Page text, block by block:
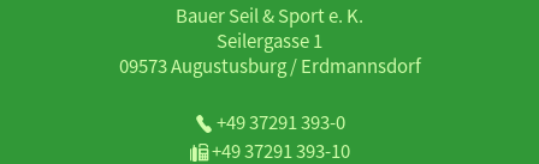
Bauer Seil & Sport e. K.
Seilergasse 1
09573 Augustusburg / Erdmannsdorf
+49 37291 393-0
+49 37291 393-10